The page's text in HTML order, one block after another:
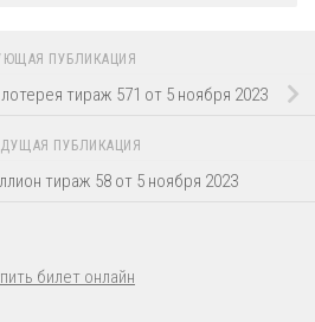
ПУБЛИКАЦИЯ
тираж 571 от 5 ноября 2023
ПУБЛИКАЦИЯ
тираж 58 от 5 ноября 2023